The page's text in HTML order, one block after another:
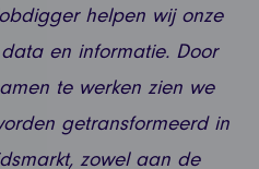
helpen wij onze
en informatie. Door
te werken zien we
getransformeerd in
zowel aan de